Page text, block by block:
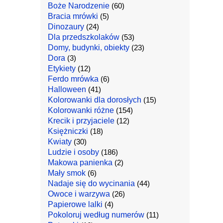
Boże Narodzenie(60)
Bracia mrówki (5)
Dinozaury(24)
Dla przedszkolaków(53)
Domy, budynki, obiekty(23)
Dora (3)
Etykiety(12)
Ferdo mrówka (6)
Halloween (41)
Kolorowanki dla dorosłych (15)
Kolorowanki różne(154)
Krecik i przyjaciele(12)
Księżniczki (18)
Kwiaty(30)
Ludzie i osoby(186)
Makowa panienka (2)
Mały smok(6)
Nadaje się do wycinania (44)
Owoce i warzywa (26)
Papierowe lalki (4)
Pokoloruj według numerów(11)